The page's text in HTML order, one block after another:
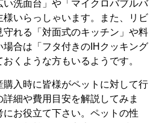
洗面台」や「マイクロバブルバ
様いらっしゃいます。また、リビ
守れる「対面式のキッチン」や料
合は「フタ付きのIHクッキング
くような方もいるようです。
購入時に皆様がペットに対して行
細や費用目安を解説してみま
お役立て下さい。ペットの性